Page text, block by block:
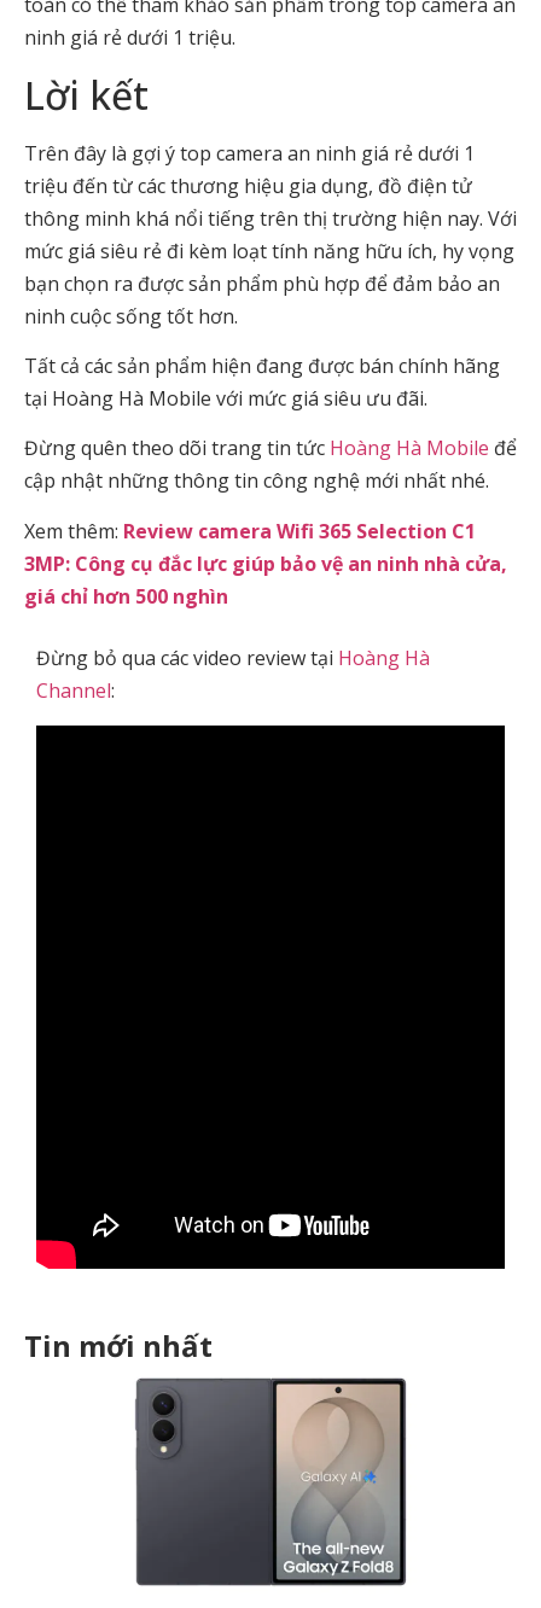
ninh giá rẻ dưới 1 triệu.
Lời kết
Trên đây là gợi ý top camera an ninh giá rẻ dưới 1
triệu đến từ các thương hiệu gia dụng, đồ điện tử
thông minh khá nổi tiếng trên thị trường hiện nay. Với
mức giá siêu rẻ đi kèm loạt tính năng hữu ích, hy vọng
bạn chọn ra được sản phẩm phù hợp để đảm bảo an
ninh cuộc sống tốt hơn.
Tất cả các sản phẩm hiện đang được bán chính hãng
tại Hoàng Hà Mobile với mức giá siêu ưu đãi.
Đừng quên theo dõi trang tin tức Hoàng Hà Mobile để
cập nhật những thông tin công nghệ mới nhất nhé.
Xem thêm: Review camera Wifi 365 Selection C1
3MP: Công cụ đắc lực giúp bảo vệ an ninh nhà cửa,
giá chỉ hơn 500 nghìn
Đừng bỏ qua các video review tại Hoàng Hà
Channel:
Tin mới nhất